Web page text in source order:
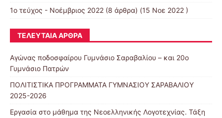
1ο τεύχος - Νοέμβριος 2022 (8 άρθρα) (15 Νοε 2022 )
ΤΕΛΕΥΤΑΊΑ ΆΡΘΡΑ
Αγώνας ποδοσφαίρου Γυμνάσιο Σαραβαλίου – και 20ο
Γυμνάσιο Πατρών
ΠΟΛΙΤΙΣΤΙΚΑ ΠΡΟΓΡΑΜΜΑΤΑ ΓΥΜΝΑΣΙΟΥ ΣΑΡΑΒΑΛΙΟΥ
2025-2026
Εργασία στο μάθημα της Νεοελληνικής Λογοτεχνίας. Τάξη